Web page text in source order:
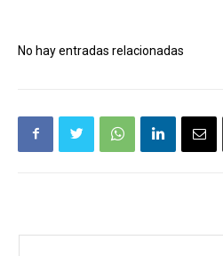
No hay entradas relacionadas